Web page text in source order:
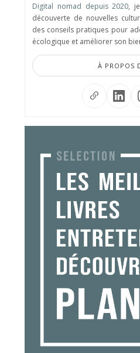
Digital nomad depuis 2020,
découverte de nouvelles
des conseils pratiques pour
écologique et améliorer son
À PROPOS